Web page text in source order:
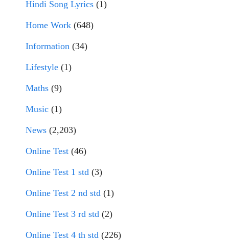
Hindi Song Lyrics (1)
Home Work (648)
Information (34)
Lifestyle (1)
Maths (9)
Music (1)
News (2,203)
Online Test (46)
Online Test 1 std (3)
Online Test 2 nd std (1)
Online Test 3 rd std (2)
Online Test 4 th std (226)